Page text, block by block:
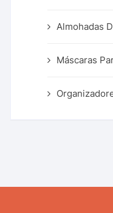
Almohadas
Máscaras